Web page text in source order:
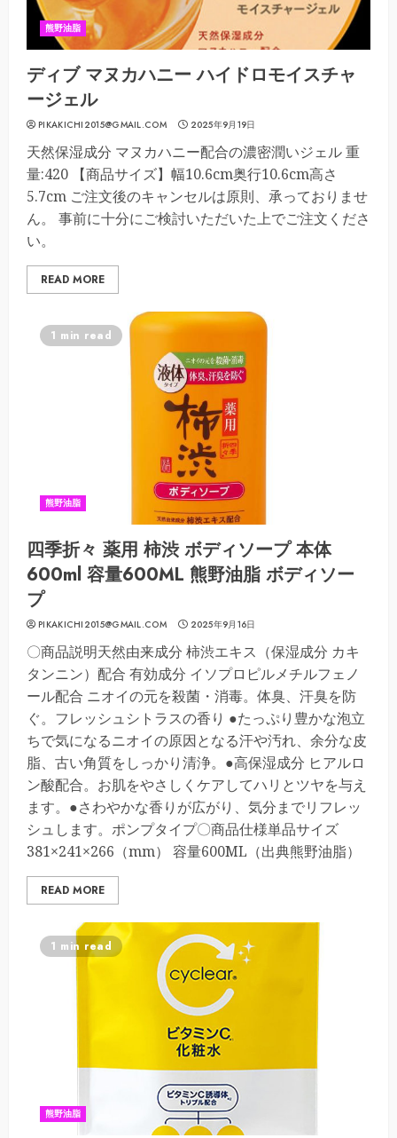
熊野油脂
ディブ マヌカハニー ハイドロモイスチャ
ージェル
PIKAKICHI2015@GMAIL.COM 2025年9月19日
天然保湿成分 マヌカハニー配合の濃密潤いジェル 重
量:420 【商品サイズ】幅10.6cm奥行10.6cm高さ
5.7cm ご注文後のキャンセルは原則、承っておりませ
ん。 事前に十分にご検討いただいた上でご注文くださ
い。
READ MORE
1 min read
熊野油脂
四季折々 薬用 柿渋 ボディソープ 本体
600ml 容量600ML 熊野油脂 ボディソー
プ
PIKAKICHI2015@GMAIL.COM 2025年9月16日
〇商品説明天然由来成分 柿渋エキス（保湿成分 カキ
タンニン）配合 有効成分 イソプロピルメチルフェノ
ール配合 ニオイの元を殺菌・消毒。体臭、汗臭を防
ぐ。フレッシュシトラスの香り ●たっぷり豊かな泡立
ちで気になるニオイの原因となる汗や汚れ、余分な皮
脂、古い角質をしっかり清浄。●高保湿成分 ヒアルロ
ン酸配合。お肌をやさしくケアしてハリとツヤを与え
ます。●さわやかな香りが広がり、気分までリフレッ
シュします。ポンプタイプ〇商品仕様単品サイズ
381×241×266（mm） 容量600ML（出典熊野油脂）
READ MORE
1 min read
熊野油脂